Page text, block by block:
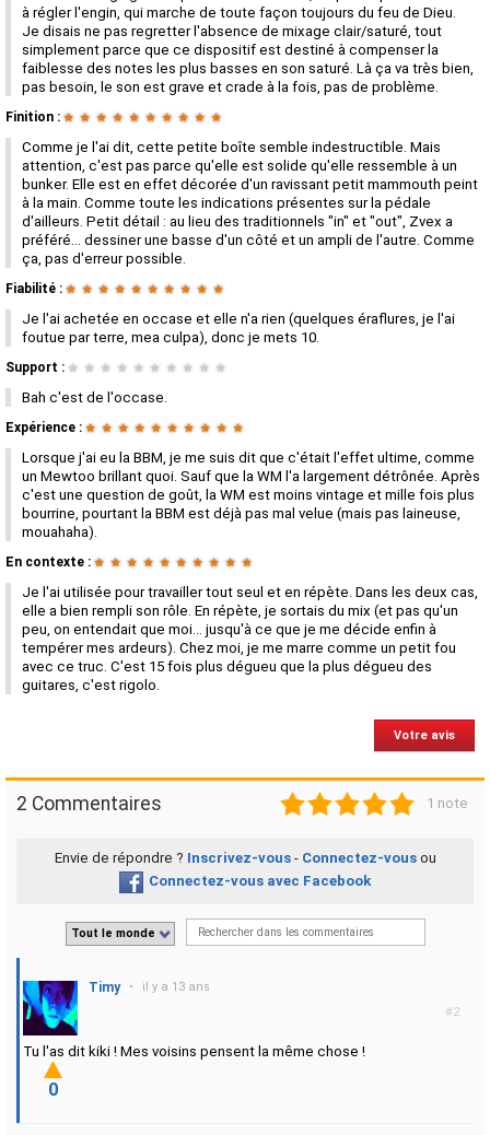
à régler l'engin, qui marche de toute façon toujours du feu de Dieu.
Je disais ne pas regretter l'absence de mixage clair/saturé, tout
simplement parce que ce dispositif est destiné à compenser la
faiblesse des notes les plus basses en son saturé. Là ça va très bien,
pas besoin, le son est grave et crade à la fois, pas de problème.
Finition : ★ ★ ★ ★ ★ ★ ★ ★ ★ ★
Comme je l'ai dit, cette petite boîte semble indestructible. Mais
attention, c'est pas parce qu'elle est solide qu'elle ressemble à un
bunker. Elle est en effet décorée d'un ravissant petit mammouth peint
à la main. Comme toute les indications présentes sur la pédale
d'ailleurs. Petit détail : au lieu des traditionnels "in" et "out", Zvex a
préféré... dessiner une basse d'un côté et un ampli de l'autre. Comme
ça, pas d'erreur possible.
Fiabilité : ★ ★ ★ ★ ★ ★ ★ ★ ★ ★
Je l'ai achetée en occase et elle n'a rien (quelques éraflures, je l'ai
foutue par terre, mea culpa), donc je mets 10.
Support : ★ ★ ★ ★ ★ ★ ★ ★ ★ ★
Bah c'est de l'occase.
Expérience : ★ ★ ★ ★ ★ ★ ★ ★ ★ ★
Lorsque j'ai eu la BBM, je me suis dit que c'était l'effet ultime, comme
un Mewtoo brillant quoi. Sauf que la WM l'a largement détrônée. Après
c'est une question de goût, la WM est moins vintage et mille fois plus
bourrine, pourtant la BBM est déjà pas mal velue (mais pas laineuse,
mouahaha).
En contexte : ★ ★ ★ ★ ★ ★ ★ ★ ★ ★
Je l'ai utilisée pour travailler tout seul et en répète. Dans les deux cas,
elle a bien rempli son rôle. En répète, je sortais du mix (et pas qu'un
peu, on entendait que moi... jusqu'à ce que je me décide enfin à
tempérer mes ardeurs). Chez moi, je me marre comme un petit fou
avec ce truc. C'est 15 fois plus dégueu que la plus dégueu des
guitares, c'est rigolo.
Votre avis
2 Commentaires 1 2 3 4 5 1 note
Envie de répondre ? Inscrivez-vous- Connectez-vousou
Connectez-vous avec Facebook
Tout le monde
#2
Timy • il y a 13 ans
Tu l'as dit kiki ! Mes voisins pensent la même chose !
0